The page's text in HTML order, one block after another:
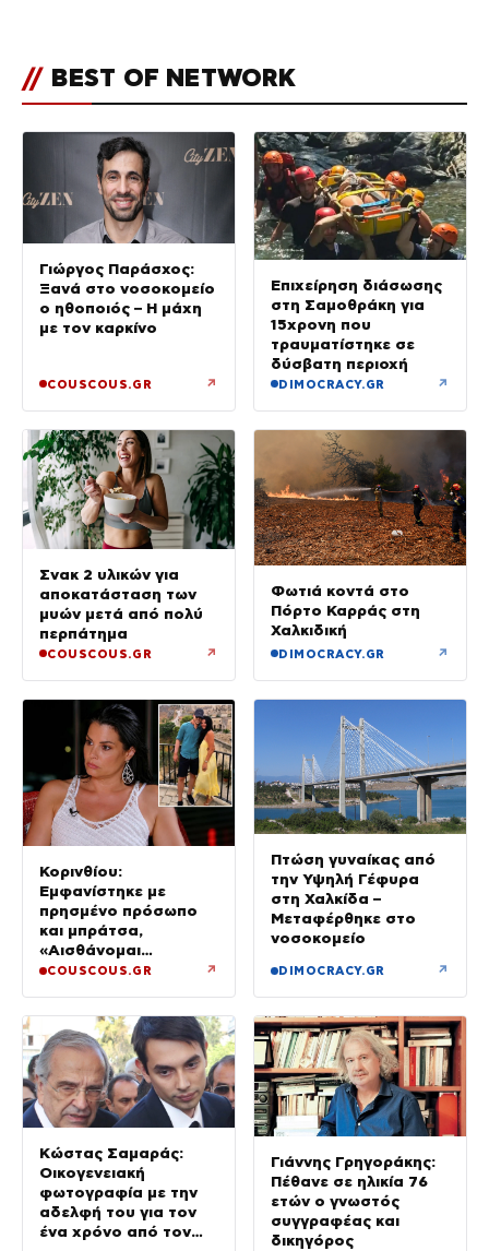
// BEST OF NETWORK
Γιώργος Παράσχος:
Ξανά στο νοσοκομείο
ο ηθοποιός – Η μάχη
με τον καρκίνο
COUSCOUS.GR ↗
Επιχείρηση διάσωσης
στη Σαμοθράκη για
15χρονη που
τραυματίστηκε σε
δύσβατη περιοχή
DIMOCRACY.GR ↗
Σνακ 2 υλικών για
αποκατάσταση των
μυών μετά από πολύ
περπάτημα
COUSCOUS.GR ↗
Φωτιά κοντά στο
Πόρτο Καρράς στη
Χαλκιδική
DIMOCRACY.GR ↗
Κορινθίου:
Εμφανίστηκε με
πρησμένο πρόσωπο
και μπράτσα,
«Αισθάνομαι
μπουχτισμένη»
COUSCOUS.GR ↗
Πτώση γυναίκας από
την Υψηλή Γέφυρα
στη Χαλκίδα –
Μεταφέρθηκε στο
νοσοκομείο
DIMOCRACY.GR ↗
Κώστας Σαμαράς:
Οικογενειακή
φωτογραφία με την
αδελφή του για τον
ένα χρόνο από τον
Γιάννης Γρηγοράκης:
Πέθανε σε ηλικία 76
ετών ο γνωστός
συγγραφέας και
δικηγόρος